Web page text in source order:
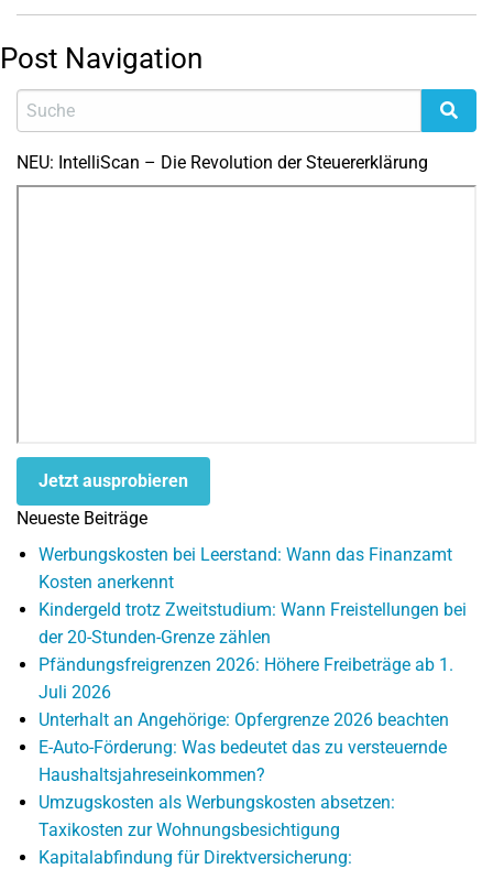
Post Navigation
NEU: IntelliScan – Die Revolution der Steuererklärung
Jetzt ausprobieren
Neueste Beiträge
Werbungskosten bei Leerstand: Wann das Finanzamt
Kosten anerkennt
Kindergeld trotz Zweitstudium: Wann Freistellungen bei
der 20-Stunden-Grenze zählen
Pfändungsfreigrenzen 2026: Höhere Freibeträge ab 1.
Juli 2026
Unterhalt an Angehörige: Opfergrenze 2026 beachten
E-Auto-Förderung: Was bedeutet das zu versteuernde
Haushaltsjahreseinkommen?
Umzugskosten als Werbungskosten absetzen:
Taxikosten zur Wohnungsbesichtigung
Kapitalabfindung für Direktversicherung: